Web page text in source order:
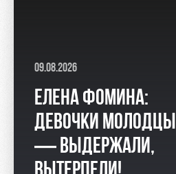
09.08.2026
ЕЛЕНА ФОМИНА:
ДЕВОЧКИ МОЛОДЦЫ
— ВЫДЕРЖАЛИ,